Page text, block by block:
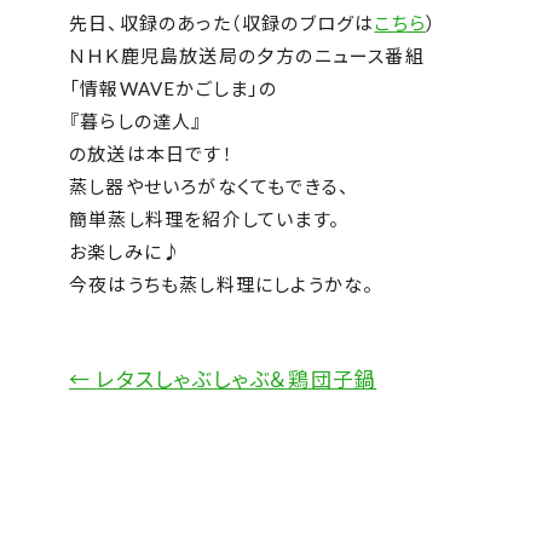
先日、収録のあった（収録のブログはこちら）
ＮＨＫ鹿児島放送局の夕方のニュース番組
「情報WAVEかごしま」の
『暮らしの達人』
の放送は本日です！
蒸し器やせいろがなくてもできる、
簡単蒸し料理を紹介しています。
お楽しみに♪
今夜はうちも蒸し料理にしようかな。
← レタスしゃぶしゃぶ＆鶏団子鍋